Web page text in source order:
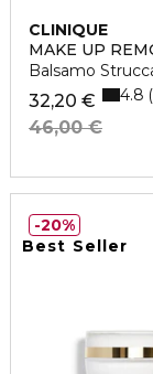
CLINIQUE
MAKE UP
Balsamo
32,20 €
46,00 €
4.8
Best Seller
20%